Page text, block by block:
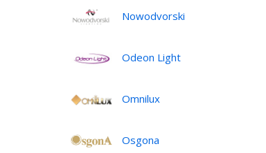
Nowodvorski
Odeon Light
Omnilux
Osgona